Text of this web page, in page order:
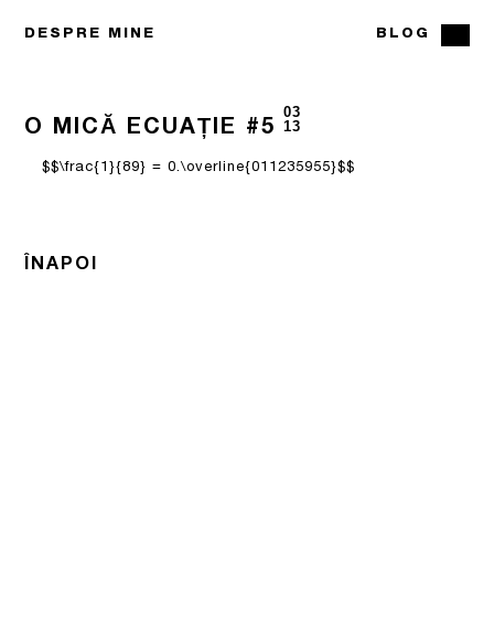
DESPRE MINE BLOG
O MICĂ ECUAȚIE #5
03
13
$$\frac{1}{89} = 0.\overline{011235955}$$
ÎNAPOI